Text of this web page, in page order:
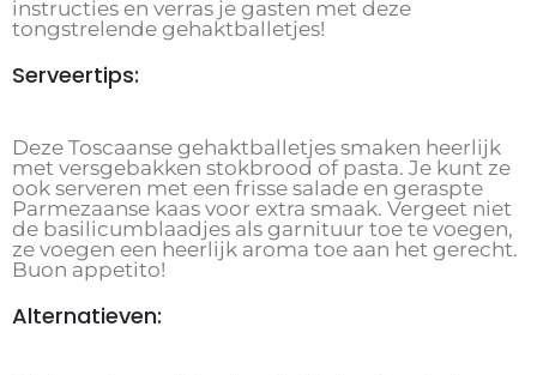
instructies en verras je gasten met deze
tongstrelende gehaktballetjes!
Serveertips:
Deze Toscaanse gehaktballetjes smaken heerlijk
met versgebakken stokbrood of pasta. Je kunt ze
ook serveren met een frisse salade en geraspte
Parmezaanse kaas voor extra smaak. Vergeet niet
de basilicumblaadjes als garnituur toe te voegen,
ze voegen een heerlijk aroma toe aan het gerecht.
Buon appetito!
Alternatieven: